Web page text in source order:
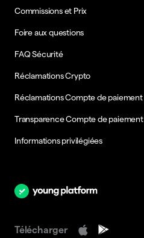
Commissions et Prix
Foire aux questions
FAQ Sécurité
Réclamations Crypto
Réclamations Compte de paiement
Transparence Compte de paiement
Informations privilégiées
Télécharger